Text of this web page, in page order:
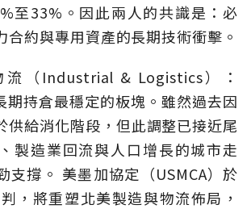
至33%。因此兩人的共識是：必
合約與專用資產的長期技術衝擊。
流（Industrial & Logistics）：
期持倉最穩定的板塊。雖然過去因
供給消化階段，但此調整已接近尾
製造業回流與人口增長的城市走
支撐。 美墨加協定（USMCA）於
，將重塑北美製造與物流佈局，